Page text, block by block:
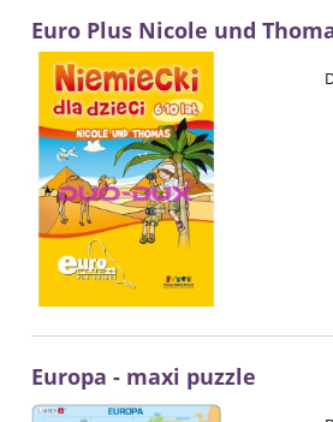
Euro Plus Nicole und
Europa - maxi puzzle